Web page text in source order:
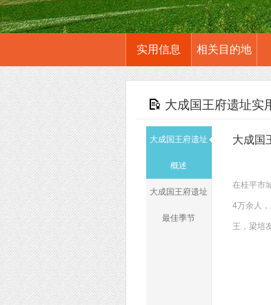
实用信息 相关目的地
大成国王府遗址实
大成国王府遗址
概述
大成国王府遗址
最佳季节
大成国
在桂平市
4万余人
王，梁培